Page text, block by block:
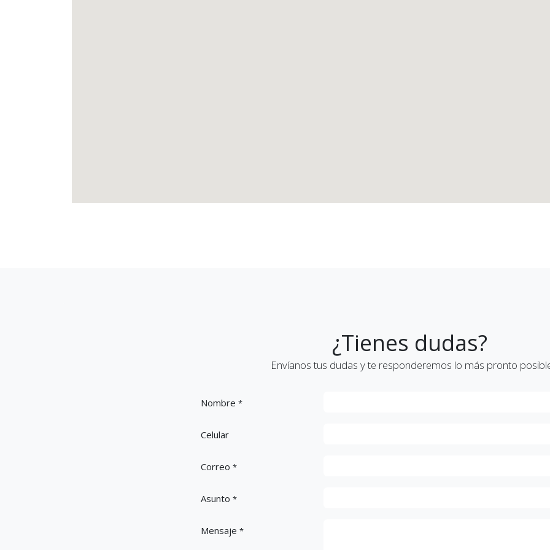
¿Tienes dudas?
Envíanos tus dudas y te responderemos lo más pronto
Nombre *
Celular
Correo *
Asunto *
Mensaje *